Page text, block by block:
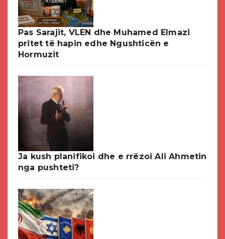
Pas Sarajit, VLEN dhe Muhamed Elmazi
pritet të hapin edhe Ngushticën e
Hormuzit
Ja kush planifikoi dhe e rrëzoi Ali Ahmetin
nga pushteti?